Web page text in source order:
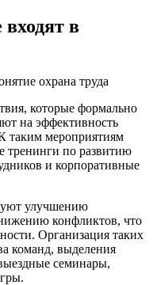
в
которые формально
на эффективность
таким мероприятиям
тренинги по развитию
и корпоративные
улучшению
конфликтов, что
Организация таких
команд, выделения
семинары,